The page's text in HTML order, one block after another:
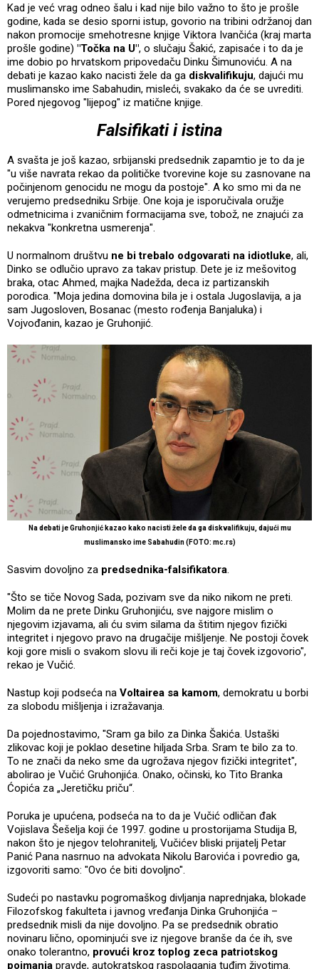
Kad je već vrag odneo šalu i kad nije bilo važno to što je prošle
godine, kada se desio sporni istup, govorio na tribini održanoj dan
nakon promocije smehotresne knjige Viktora Ivančića (kraj marta
prošle godine) "Točka na U", o slučaju Šakić, zapisaće i to da je
ime dobio po hrvatskom pripovedaču Dinku Šimunoviću. A na
debati je kazao kako nacisti žele da ga diskvalifikuju, dajući mu
muslimansko ime Sabahudin, misleći, svakako da će se uvrediti.
Pored njegovog "lijepog" iz matične knjige.
Falsifikati i istina
A svašta je još kazao, srbijanski predsednik zapamtio je to da je
"u više navrata rekao da političke tvorevine koje su zasnovane na
počinjenom genocidu ne mogu da postoje". A ko smo mi da ne
verujemo predsedniku Srbije. One koja je isporučivala oružje
odmetnicima i zvaničnim formacijama sve, tobož, ne znajući za
nekakva "konkretna usmerenja".
U normalnom društvu ne bi trebalo odgovarati na idiotluke, ali,
Dinko se odlučio upravo za takav pristup. Dete je iz mešovitog
braka, otac Ahmed, majka Nadežda, deca iz partizanskih
porodica. "Moja jedina domovina bila je i ostala Jugoslavija, a ja
sam Jugosloven, Bosanac (mesto rođenja Banjaluka) i
Vojvođanin, kazao je Gruhonjić.
Na debati je Gruhonjić kazao kako nacisti žele da ga diskvalifikuju, dajući mu
muslimansko ime Sabahudin (FOTO: mc.rs)
Sasvim dovoljno za predsednika-falsifikatora
"Što se tiče Novog Sada, pozivam sve da niko nikom ne preti.
Molim da ne prete Dinku Gruhonjiću, sve najgore mislim o
njegovim izjavama, ali ću svim silama da štitim njegov fizički
integritet i njegovo pravo na drugačije mišljenje. Ne postoji čovek
koji gore misli o svakom slovu ili reči koje je taj čovek izgovorio",
rekao je Vučić.
Nastup koji podseća na Voltairea sa kamom, demokratu u borbi
za slobodu mišljenja i izražavanja.
Da pojednostavimo, "Sram ga bilo za Dinka Šakića. Ustaški
zlikovac koji je poklao desetine hiljada Srba. Sram te bilo za to.
To ne znači da neko sme da ugrožava njegov fizički integritet",
abolirao je Vučić Gruhonjića. Onako, očinski, ko Tito Branka
Ćopića za „Jeretičku priču“.
Poruka je upućena, podseća na to da je Vučić odličan đak
Vojislava Šešelja koji će 1997. godine u prostorijama Studija B,
nakon što je njegov telohranitelj, Vučićev bliski prijatelj Petar
Panić Pana nasrnuo na advokata Nikolu Barovića i povredio ga,
izgovoriti samo: "Ovo će biti dovoljno".
Sudeći po nastavku pogromaškog divljanja naprednjaka, blokade
Filozofskog fakulteta i javnog vređanja Dinka Gruhonjića –
predsednik misli da nije dovoljno. Pa se predsednik obratio
novinaru lično, opominjući sve iz njegove branše da će ih, sve
onako tolerantno, provući kroz toplog zeca patriotskog
poimanja pravde, autokratskog raspolaganja tuđim životima.